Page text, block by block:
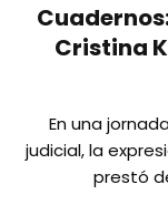
Cristina
En una
judicial, la
prestó